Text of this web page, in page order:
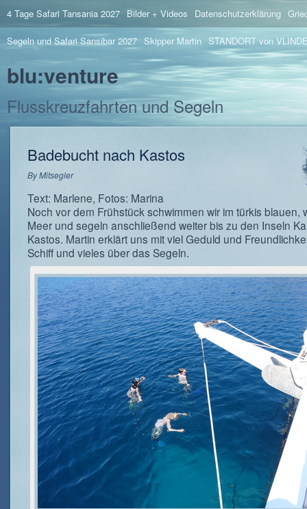
4 Tage Safari Tansania 2027 Bilder + Videos Datenschutzerklärung
Segeln und Safari Sansibar 2027 Skipper Martin STANDORT von
blu:venture
Flusskreuzfahrten und Segeln
Badebucht nach Kastos
ByMitsegler
Text: Marlene, Fotos: Marina
Noch vor dem Frühstück schwimmen wir im türkis blauen,
Meer und segeln anschließend weiter bis zu den Inseln
Kastos. Martin erklärt uns mit viel Geduld und
Schiff und vieles über das Segeln.